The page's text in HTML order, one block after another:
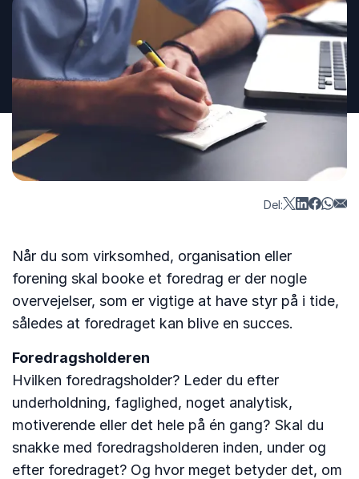
Del:
Når du som virksomhed, organisation eller
forening skal booke et foredrag er der nogle
overvejelser, som er vigtige at have styr på i tide,
således at foredraget kan blive en succes.
Foredragsholderen
Hvilken foredragsholder? Leder du efter
underholdning, faglighed, noget analytisk,
motiverende eller det hele på én gang? Skal du
snakke med foredragsholderen inden, under og
efter foredraget? Og hvor meget betyder det, om